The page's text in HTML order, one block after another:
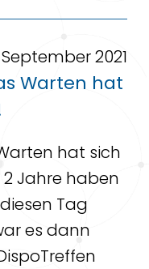
2021
Warten hat
hat sich
Jahre haben
Tag
es dann